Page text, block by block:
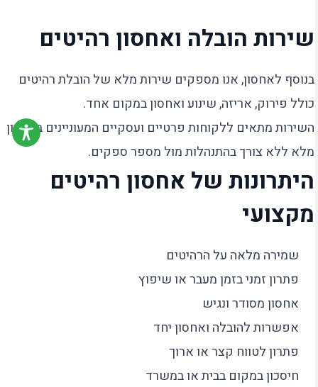
שירות הובלה ואחסון רהיטים
בנוסף לאחסון, אנו מספקים שירות מלא של הובלת רהיטים
כולל פירוק, אריזה, שינוע ואחסון במקום אחד.
השירות מתאים ללקוחות פרטיים ועסקיים המעוניינים בפתרון
מלא ללא צורך בהתנהלות מול מספר ספקים.
היתרונות של אחסון רהיטים
מקצועי
שמירה מלאה על הרהיטים
פתרון זמני בזמן מעבר או שיפוץ
אחסון מסודר ונגיש
אפשרות להובלה ואחסון יחד
פתרון לטווח קצר או ארוך
חיסכון במקום בבית או במשרד